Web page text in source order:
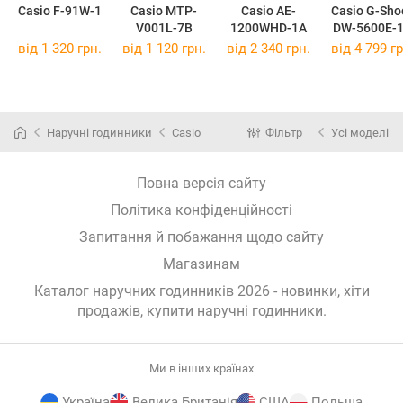
Casio F-91W-1
Casio MTP-
V001L-7B
Casio AE-
1200WHD-1A
Casio G-
DW-5600E-
від 1 320 грн. від 1 120 грн. від 2 340 грн. від 4 799
Наручні годинники Casio Фільтр Усі моделі
Повна версія сайту
Політика конфіденційності
Запитання й побажання щодо сайту
Магазинам
Каталог наручних годинників 2026 - новинки, хіти
продажів, купити наручні годинники.
Ми в інших країнах